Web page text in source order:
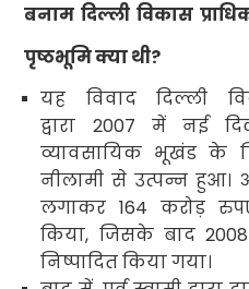
बनाम दिल्ली विकास
पृष्ठभूमि क्या थी?
यह विवाद दिल्ली
द्वारा 2007 में नई
व्यावसायिक भूखंड के
नीलामी से उत्पन्न हुआ।
लगाकर164करोड़
किया, जिसके बाद2008
निष्पादित किया गया।